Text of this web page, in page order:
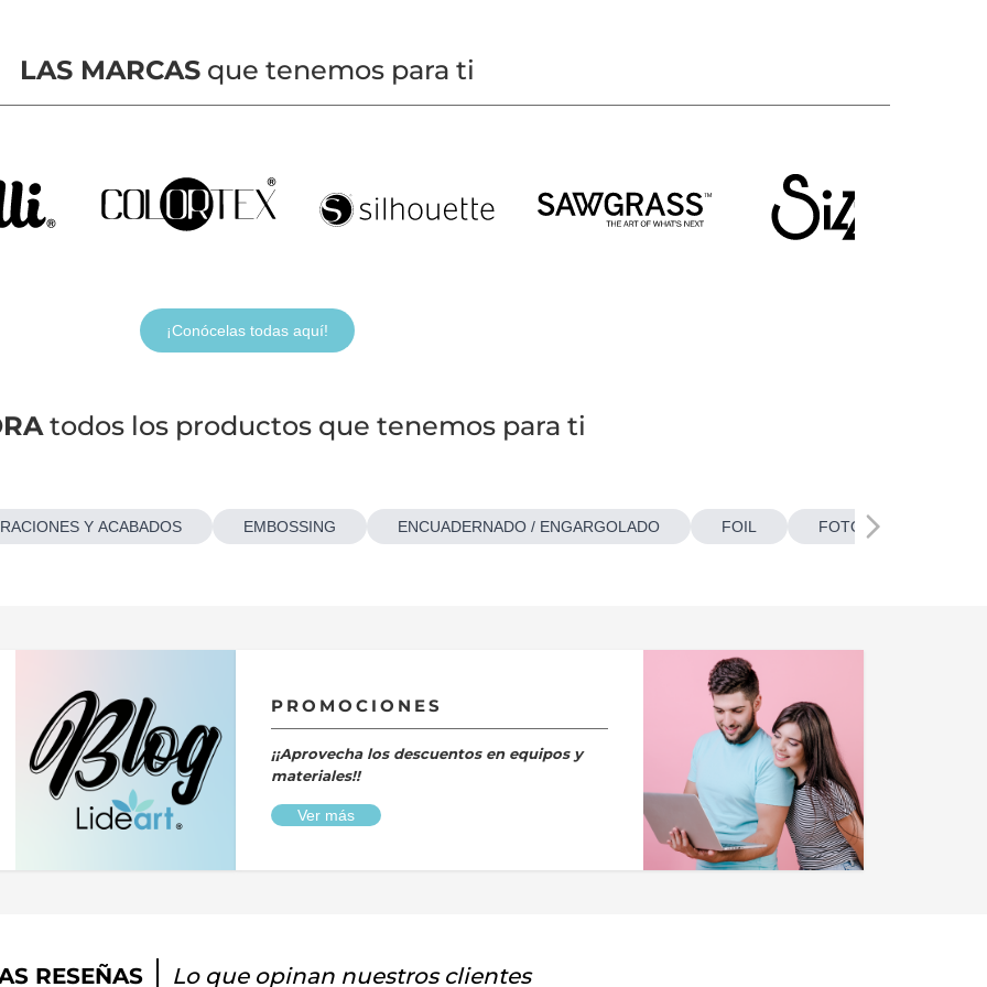
LAS MARCASque tenemos para ti
¡Conócelas todas aquí!
todos los productos que tenemos para ti
Y ACABADOS EMBOSSING ENCUADERNADO / ENGARGOLADO FOIL FOTOBOTONES
PROMOCIONES
¡¡Aprovecha los descuentos en equipos y
materiales!!
Ver más
RESEÑAS Lo que opinan nuestros clientes